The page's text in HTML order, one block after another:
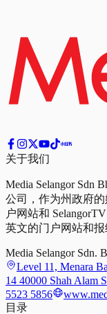
关于我们
Media Selangor Sdn
公司，作为州政府的
户网站和
英文的门户网站和报
Media Selangor Sdn.
Level 11, Menara
14 40000 Shah Alam
5523 5856
目录